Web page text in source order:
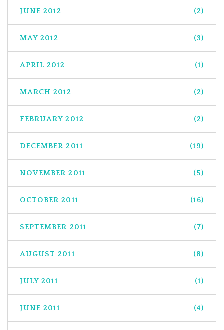
JUNE 2012 (2)
MAY 2012 (3)
APRIL 2012 (1)
MARCH 2012 (2)
FEBRUARY 2012 (2)
DECEMBER 2011 (19)
NOVEMBER 2011 (5)
OCTOBER 2011 (16)
SEPTEMBER 2011 (7)
AUGUST 2011 (8)
JULY 2011 (1)
JUNE 2011 (4)